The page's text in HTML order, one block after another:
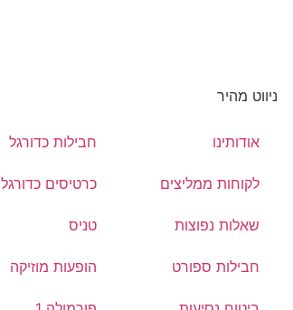
ניווט מהיר
אודותינו
לקוחות ממליצים
שאלות נפוצות
חבילות ספורט
חבילות כדורגל
כרטיסים כדורגל
טניס
הופעות מוזיקה